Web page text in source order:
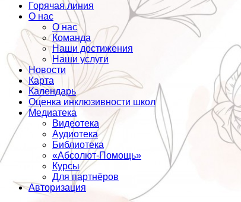
Горячая линия
О нас
О нас
Команда
Наши достижения
Наши услуги
Новости
Карта
Календарь
Оценка инклюзивности школ
Медиатека
Видеотека
Аудиотека
Библиотека
«Абсолют-Помощь»
Курсы
Для партнёров
Авторизация